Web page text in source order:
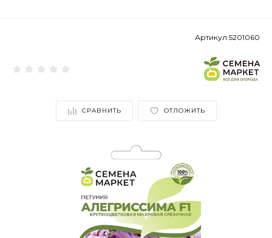
Артикул 5201060
СРАВНИТЬ ОТЛОЖИТЬ